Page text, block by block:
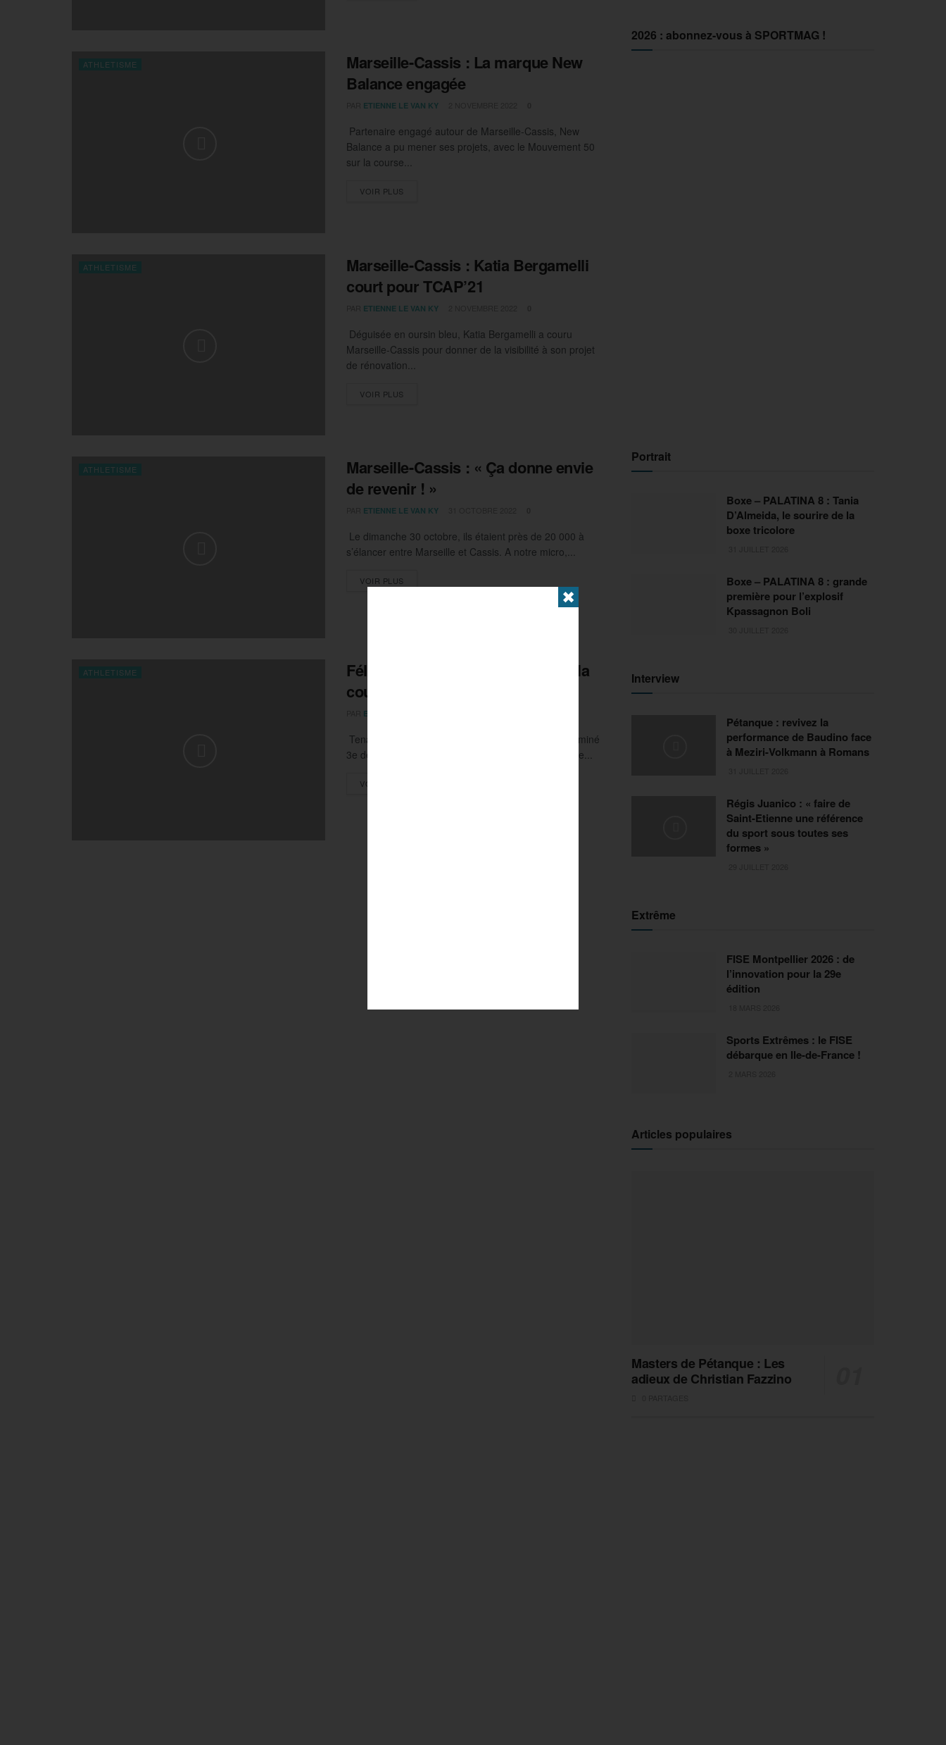
ATHLETISME
Marseille-Cassis : La marque New
Balance engagée
ETIENNE LE VAN KY
Partenaire engagé autour de Marseille-Cassis, New
Balance a pu mener ses projets, avec le Mouvement 50
sur la course...
VOIR PLUS
ATHLETISME
Marseille-Cassis : Katia Bergamelli
court pour TCAP’21
ETIENNE LE VAN KY
Déguisée en oursin bleu, Katia Bergamelli a couru
Marseille-Cassis pour donner de la visibilité à son projet
de rénovation...
VOIR PLUS
ATHLETISME
Marseille-Cassis : « Ça donne envie
de revenir ! »
ETIENNE LE VAN KY
Le dimanche 30 octobre, ils étaient près de 20 000 à
s’élancer entre Marseille et Cassis. A notre micro,...
VOIR PLUS
ATHLETISME
Félix Bour : « Une grande fête de la
course à pied »
ETIENNE LE VAN KY
Tenant du titre de Marseille-Cassis, Félix Bour a terminé
3e de cette édition 2022, ce dimanche 30 octobre. Le...
VOIR PLUS
2026 : abonnez-vous à SPORTMAG !
Portrait
Boxe – PALATINA 8 : Tania
D’Almeida, le sourire de la
boxe tricolore
Boxe – PALATINA 8 : grande
première pour l’explosif
Kpassagnon Boli
Interview
Pétanque : revivez la
performance de Baudino face
à Meziri-Volkmann à Romans
Régis Juanico : « faire de
Saint-Etienne une référence
du sport sous toutes ses
formes »
Extrême
FISE Montpellier 2026 : de
l’innovation pour la 29e
édition
Sports Extrêmes : le FISE
débarque en Ile-de-France !
Articles populaires
Masters de Pétanque : Les
adieux de Christian Fazzino
✖